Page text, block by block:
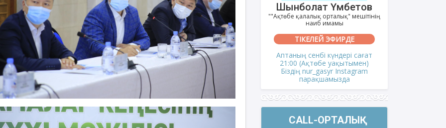
Шынболат Үмбетов
""Ақтөбе қалалық орталық" мешітінің
наиб имамы
ТІКЕЛЕЙ ЭФИРДЕ
Аптаның сенбі күндері сағат
21:00 (Ақтөбе уақытымен)
Біздің nur_gasyr Instagram
парақшамызда
Нұрбол Смағұлов
""Нұр Ғасыр" облыстық мешітінің
наиб имамы
ТІКЕЛЕЙ ЭФИРДЕ
Аптаның сәрсенбі күндері сағат
21:00 (Ақтөбе уақытымен)
Біздің nur_gasyr Instagram
парақшамызда
Шынболат Үмбетов
""Ақтөбе қалалық орталық" мешітінің
наиб имамы
ТІКЕЛЕЙ ЭФИРДЕ
Аптаның сенбі күндері сағат
21:00 (Ақтөбе уақытымен)
Біздің nur_gasyr Instagram
парақшамызда
CALL-ОРТАЛЫҚ